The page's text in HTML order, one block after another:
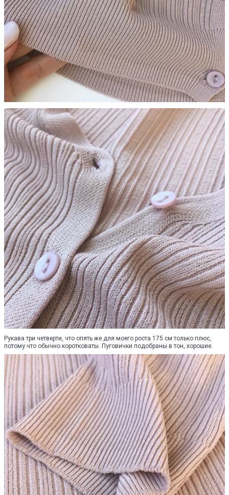
Рукава три четверти, что опять же для моего роста 175 см только плюс,
потому что обычно коротковаты. Пуговички подобраны в тон, хорошие.